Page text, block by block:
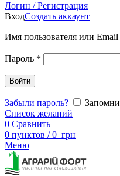
Логин / Регистрация
ВходСоздать аккаунт
Имя пользователя или Email
Пароль *
Войти
Забыли пароль?
Список желаний
0 Сравнить
0 пунктов / 0 грн
Меню